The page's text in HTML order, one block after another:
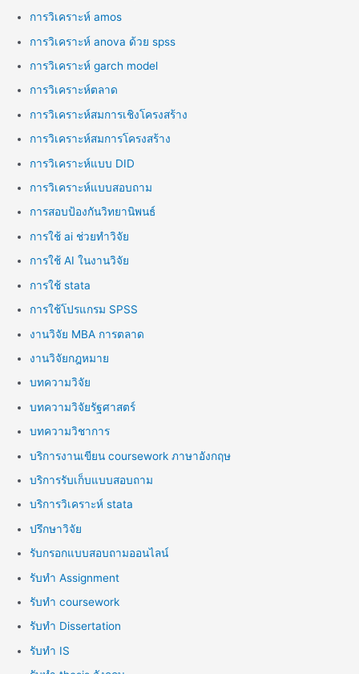
การวิเคราะห์ amos
การวิเคราะห์ anova ด้วย spss
การวิเคราะห์ garch model
การวิเคราะห์ตลาด
การวิเคราะห์สมการเชิงโครงสร้าง
การวิเคราะห์สมการโครงสร้าง
การวิเคราะห์แบบ DID
การวิเคราะห์แบบสอบถาม
การสอบป้องกันวิทยานิพนธ์
การใช้ ai ช่วยทำวิจัย
การใช้ AI ในงานวิจัย
การใช้ stata
การใช้โปรแกรม SPSS
งานวิจัย MBA การตลาด
งานวิจัยกฎหมาย
บทความวิจัย
บทความวิจัยรัฐศาสตร์
บทความวิชาการ
บริการงานเขียน coursework ภาษาอังกฤษ
บริการรับเก็บแบบสอบถาม
บริการวิเคราะห์ stata
ปรึกษาวิจัย
รับกรอกแบบสอบถามออนไลน์
รับทำ Assignment
รับทำ coursework
รับทำ Dissertation
รับทำ IS